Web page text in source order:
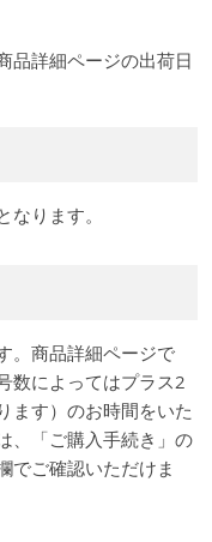
品詳細ページの出荷日
ります。
。商品詳細ページで
数によってはプラス2
ます）のお時間をいた
、「ご購入手続き」の
でご確認いただけま